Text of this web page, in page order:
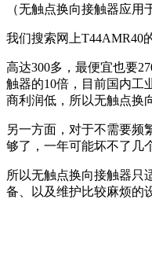
（无触点换向接触器应用
我们搜索网上T44AMR40
高达300多，最便宜也要
触器的10倍，目前国内工
商利润低，所以无触点换
另一方面，对于不需要频
够了，一年可能坏不了几
所以无触点换向接触器只
备、以及维护比较麻烦的